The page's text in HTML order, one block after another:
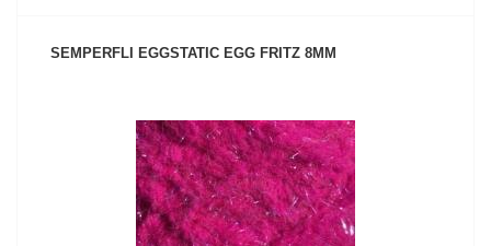
SEMPERFLI EGGSTATIC EGG FRITZ 8MM
VEDI IL PRODOTTO